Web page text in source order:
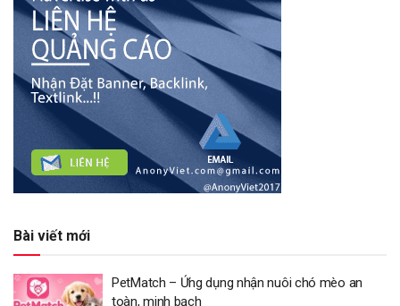
Bài viết mới
PetMatch – Ứng dụng nhận nuôi chó mèo an
toàn, minh bạch